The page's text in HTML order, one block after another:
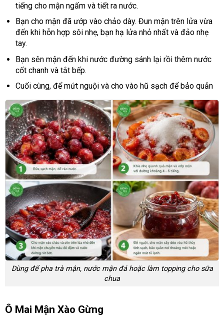
tiếng cho mận ngấm và tiết ra nước.
Bạn cho mận đã ướp vào chảo dày. Đun mận trên lửa vừa
đến khi hỗn hợp sôi nhẹ, bạn hạ lửa nhỏ nhất và đảo nhẹ
tay.
Bạn sên mận đến khi nước đường sánh lại rồi thêm nước
cốt chanh và tắt bếp.
Cuối cùng, để mứt nguội và cho vào hũ sạch để bảo quản
Dùng để pha trà mận, nước mận đá hoặc làm topping cho sữa
chua
Ô Mai Mận Xào Gừng